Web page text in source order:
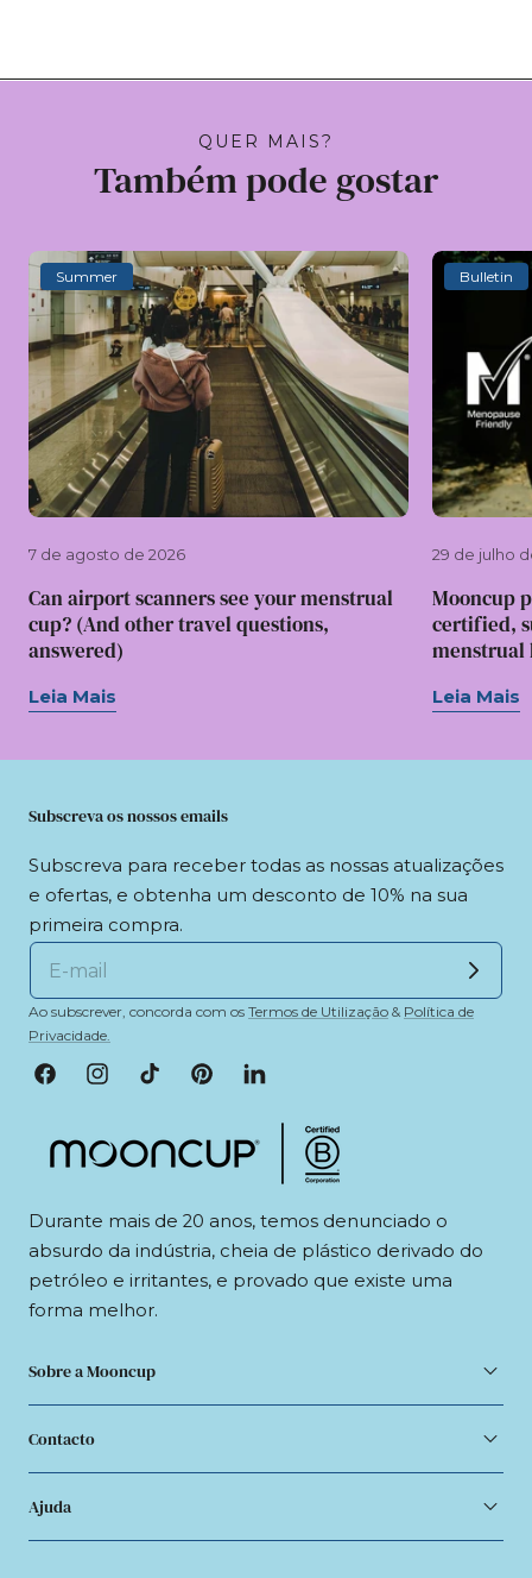
QUER MAIS?
Também pode gostar
Summer
7 de agosto de 2026
Can airport scanners see your menstrual
cup? (And other travel questions,
answered)
Leia Mais
Bulletin
29 de julho
Mooncup
certified,
menstrual
Leia Mais
Subscreva os nossos emails
Subscreva para receber todas as nossas atualizações
e ofertas, e obtenha um desconto de 10% na sua
primeira compra.
Ao subscrever, concorda com os Termos de Utilização & Política de
Privacidade.
FacebookInstagramTikTokPinterestLinkedIn
Durante mais de 20 anos, temos denunciado o
absurdo da indústria, cheia de plástico derivado do
petróleo e irritantes, e provado que existe uma
forma melhor.
Sobre a Mooncup
Contacto
Ajuda